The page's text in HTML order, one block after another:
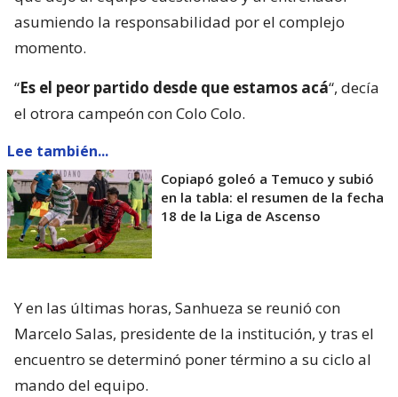
asumiendo la responsabilidad por el complejo
momento.
“Es el peor partido desde que estamos acá“, decía
el otrora campeón con Colo Colo.
Lee también...
Copiapó goleó a Temuco y subió
en la tabla: el resumen de la fecha
18 de la Liga de Ascenso
Y en las últimas horas, Sanhueza se reunió con
Marcelo Salas, presidente de la institución, y tras el
encuentro se determinó poner término a su ciclo al
mando del equipo.